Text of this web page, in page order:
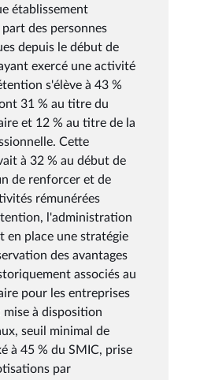
établissement
des personnes
depuis le début de
exercé une activité
s'élève à 43 %
31 % au titre du
et 12 % au titre de la
Cette
à 32 % au début de
de renforcer et de
rémunérées
l'administration
en place une stratégie
des avantages
associés au
pour les entreprises
à disposition
seuil minimal de
à 45 % du SMIC, prise
par